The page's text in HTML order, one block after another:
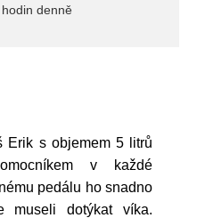
denně
Erik s objemem 5 litrů
v každé
pedálu ho snadno
museli dotýkat víka.